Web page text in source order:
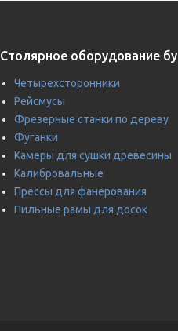
Столярное оборудование бу
Четырехсторонники
Рейсмусы
Фрезерные станки по дереву
Фуганки
Камеры для сушки древесины
Калибровальные
Прессы для фанерования
Пильные рамы для досок